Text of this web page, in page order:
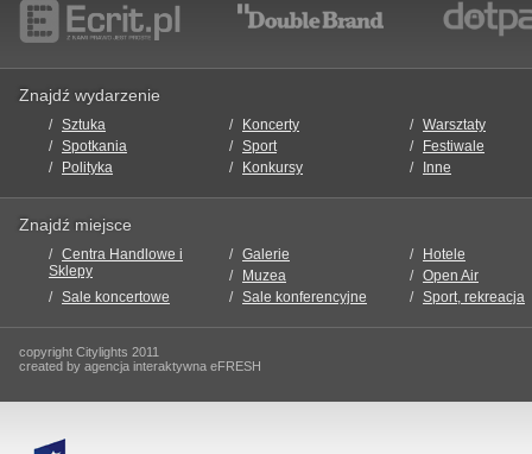
Znajdź wydarzenie
Sztuka Koncerty
Warsztaty
Spotkania
Sport
Festiwale
Polityka
Konkursy Inne
Znajdź miejsce
Centra Handlowe i
Sklepy
Galerie
Hotele
Muzea
Open Air
Sale koncertowe
Sale konferencyjne Sport, rekreacja
copyright Citylights 2011
created by agencja interaktywna eFRESH